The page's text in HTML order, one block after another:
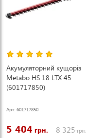
Акумуляторний кущоріз
Metabo HS 18 LTX 45
(601717850)
Арт: 601717850
5 404 грн. 8 325грн.